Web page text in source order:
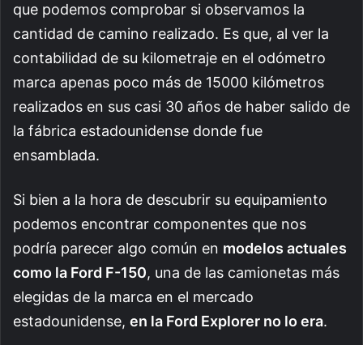
que podemos comprobar si observamos la
cantidad de camino realizado. Es que, al ver la
contabilidad de su kilometraje en el odómetro
marca apenas poco más de 15000 kilómetros
realizados en sus casi 30 años de haber salido de
la fábrica estadounidense donde fue
ensamblada.
Si bien a la hora de descubrir su equipamiento
podemos encontrar componentes que nos
podría parecer algo común en modelos actuales
como la Ford F-150, una de las camionetas más
elegidas de la marca en el mercado
estadounidense, en la Ford Explorer no lo era.